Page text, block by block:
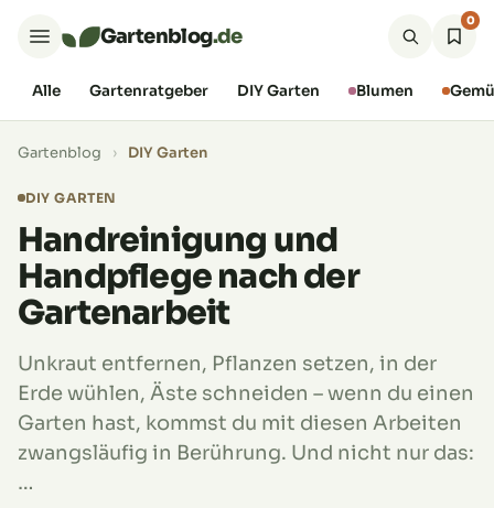
Gartenblog.de
0
Alle Gartenratgeber DIY Garten Blumen
Gartenblog › DIY Garten
DIY GARTEN
Handreinigung und
Handpflege nach der
Gartenarbeit
Unkraut entfernen, Pflanzen setzen, in der
Erde wühlen, Äste schneiden – wenn du einen
Garten hast, kommst du mit diesen Arbeiten
zwangsläufig in Berührung. Und nicht nur das:
…